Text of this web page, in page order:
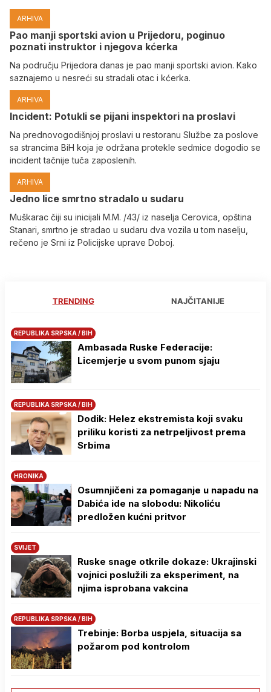
ARHIVA
Pao manji sportski avion u Prijedoru, poginuo
poznati instruktor i njegova kćerka
Na području Prijedora danas je pao manji sportski avion. Kako
saznajemo u nesreći su stradali otac i kćerka.
ARHIVA
Incident: Potukli se pijani inspektori na proslavi
Na prednovogodišnjoj proslavi u restoranu Službe za poslove
sa strancima BiH koja je održana protekle sedmice dogodio se
incident tačnije tuča zaposlenih.
ARHIVA
Јedno lice smrtno stradalo u sudaru
Muškarac čiji su inicijali M.M. /43/ iz naselja Cerovica, opština
Stanari, smrtno je stradao u sudaru dva vozila u tom naselju,
rečeno je Srni iz Policijske uprave Doboj.
TRENDING NAJČITANIJE
REPUBLIKA SRPSKA / BIH
Ambasada Ruske Federacije:
Licemjerje u svom punom sjaju
REPUBLIKA SRPSKA / BIH
Dodik: Helez ekstremista koji svaku
priliku koristi za netrpeljivost prema
Srbima
HRONIKA
Osumnjičeni za pomaganje u napadu na
Dabića ide na slobodu: Nikoliću
predložen kućni pritvor
SVIJET
Ruske snage otkrile dokaze: Ukrajinski
vojnici poslužili za eksperiment, na
njima isprobana vakcina
REPUBLIKA SRPSKA / BIH
Trebinje: Borba uspjela, situacija sa
požarom pod kontrolom